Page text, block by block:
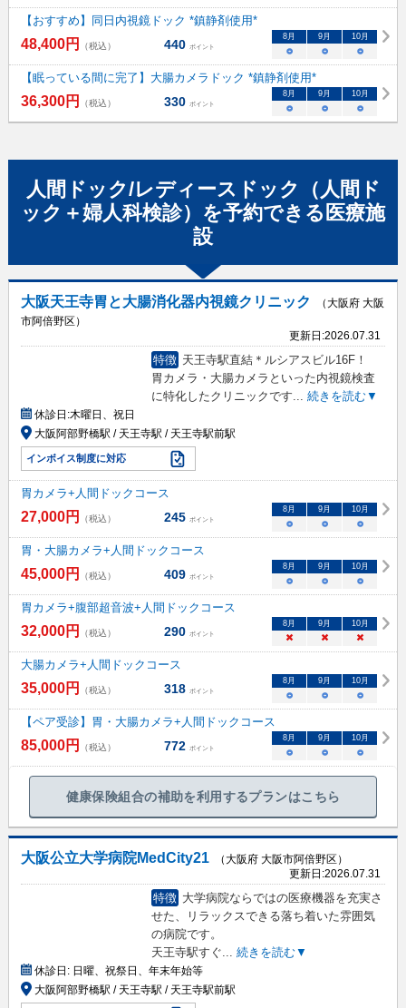
【おすすめ】同日内視鏡ドック *鎮静剤使用*
48,400円 （税込） 440 ポイント
8 月 9 月 10月
○ ○ ○
【眠っている間に完了】大腸カメラドック *鎮静剤使用*
36,300円 （税込） 330 ポイント
8 月 9 月 10月
○ ○ ○
人間ドック/レディースドック（人間ド
ック＋婦人科検診） を予約できる 医療施
設
大阪天王寺胃と大腸消化器内視鏡クリニック
（大阪府 大阪
市阿倍野区）
更新日:2026.07.31
特徴 天王寺駅直結＊ルシアスビル16F！
胃カメラ・大腸カメラといった内視鏡検査
に特化したクリニックです
続きを読む▼
休診日:木曜日、祝日
大阪阿部野橋駅 / 天王寺駅 / 天王寺駅前駅
インボイス制度に対応
胃カメラ+人間ドックコース
27,000円 （税込） 245 ポイント
8 月 9 月 10月
○ ○ ○
胃・大腸カメラ+人間ドックコース
45,000円 （税込） 409 ポイント
8 月 9 月 10月
○ ○ ○
胃カメラ+腹部超音波+人間ドックコース
32,000円 （税込） 290 ポイント
8 月 9 月 10月
× × ×
大腸カメラ+人間ドックコース
35,000円 （税込） 318 ポイント
8 月 9 月 10月
○ ○ ○
【ペア受診】胃・大腸カメラ+人間ドックコース
85,000円 （税込） 772 ポイント
8 月 9 月 10月
○ ○ ○
健康保険組合の補助を利用するプランはこちら
大阪公立大学病院MedCity21
（大阪府 大阪市阿倍野区）
更新日:2026.07.31
特徴 大学病院ならではの医療機器を充実さ
せた、リラックスできる落ち着いた雰囲気
の病院です。
天王寺駅すぐ... 続きを読む▼
休診日:日曜、祝祭日、年末年始等
大阪阿部野橋駅 / 天王寺駅 / 天王寺駅前駅